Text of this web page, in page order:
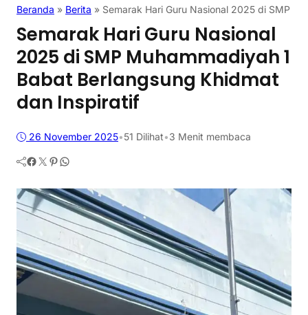
Beranda » Berita » Semarak Hari Guru Nasional 2025 di SMP
Semarak Hari Guru Nasional
2025 di SMP Muhammadiyah 1
Babat Berlangsung Khidmat
dan Inspiratif
26 November 2025•51 Dilihat•3 Menit membaca
Facebook Twitter Pinterest WhatsApp